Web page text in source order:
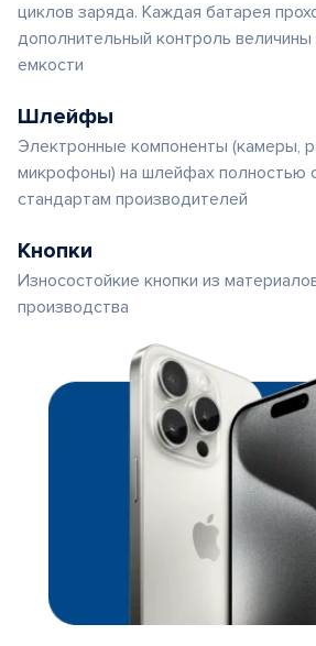
циклов заряда. Каждая батарея
дополнительный контроль величины
емкости
Шлейфы
Электронные компоненты (камеры,
микрофоны) на шлейфах полностью
стандартам производителей
Кнопки
Износостойкие кнопки из
производства